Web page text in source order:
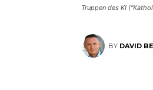
Truppen des KI
BY DAVID